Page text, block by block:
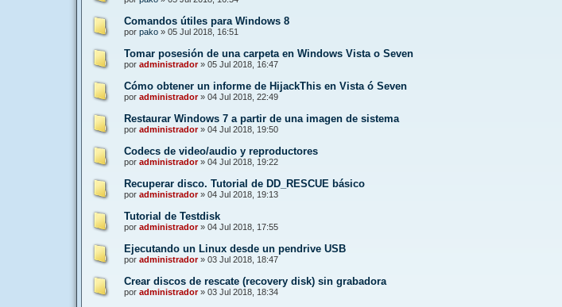
Comandos útiles para Windows 8
por pako » 05 Jul 2018, 16:51
Tomar posesión de una carpeta en Windows Vista o Seven
por administrador» 05 Jul 2018, 16:47
Cómo obtener un informe de HijackThis en Vista ó Seven
por administrador» 04 Jul 2018, 22:49
Restaurar Windows 7 a partir de una imagen de sistema
por administrador» 04 Jul 2018, 19:50
Codecs de video/audio y reproductores
por administrador» 04 Jul 2018, 19:22
Recuperar disco. Tutorial de DD_RESCUE básico
por administrador» 04 Jul 2018, 19:13
Tutorial de Testdisk
por administrador» 04 Jul 2018, 17:55
Ejecutando un Linux desde un pendrive USB
por administrador» 03 Jul 2018, 18:47
Crear discos de rescate (recovery disk) sin grabadora
por administrador» 03 Jul 2018, 18:34